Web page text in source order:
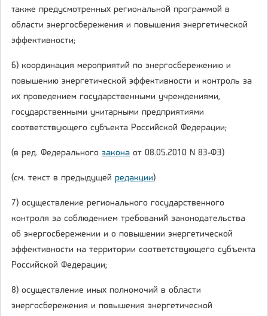
также предусмотренных региональной программой в
области энергосбережения и повышения энергетической
эффективности;
6) координация мероприятий по энергосбережению и
повышению энергетической эффективности и контроль за
их проведением государственными учреждениями,
государственными унитарными предприятиями
соответствующего субъекта Российской Федерации;
(в ред. Федерального закона от 08.05.2010 N 83-ФЗ)
(см. текст в предыдущей редакции)
7) осуществление регионального государственного
контроля за соблюдением требований законодательства
об энергосбережении и о повышении энергетической
эффективности на территории соответствующего субъекта
Российской Федерации;
8) осуществление иных полномочий в области
энергосбережения и повышения энергетической